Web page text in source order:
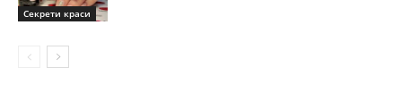
Секрети краси